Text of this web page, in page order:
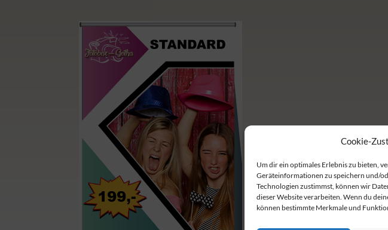
Cookie-
Um dir ein optimales Erlebnis zu bieten,
Geräteinformationen zu speichern und/
Technologien zustimmst, können wir
dieser Website verarbeiten. Wenn du
können bestimmte Merkmale und